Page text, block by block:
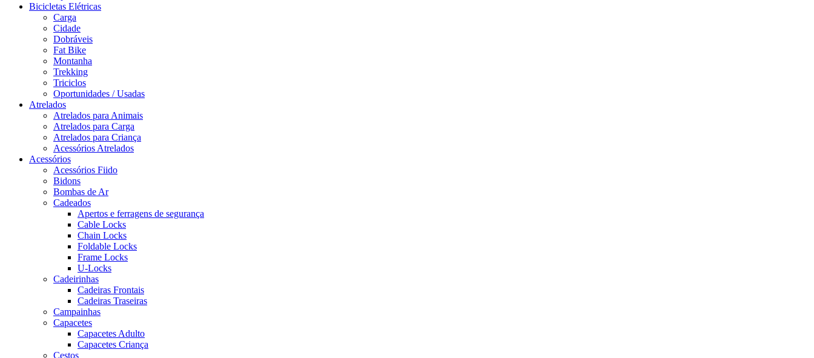
Bicicletas Elétricas
Carga
Cidade
Dobráveis
Fat Bike
Montanha
Trekking
Triciclos
Oportunidades / Usadas
Atrelados
Atrelados para Animais
Atrelados para Carga
Atrelados para Criança
Acessórios Atrelados
Acessórios
Acessórios Fiido
Bidons
Bombas de Ar
Cadeados
Apertos e ferragens de segurança
Cable Locks
Chain Locks
Foldable Locks
Frame Locks
U-Locks
Cadeirinhas
Cadeiras Frontais
Cadeiras Traseiras
Campainhas
Capacetes
Capacetes Adulto
Capacetes Criança
Cestos